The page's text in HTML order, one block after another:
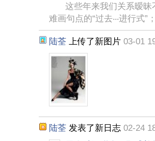
这些年来我们关系暧
难画句点的“过去‧‧‧进行式
陆荃 上传了新图片 03-01
陆荃 发表了新日志 02-24